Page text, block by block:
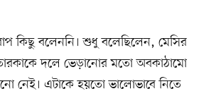
কিছু বলেননি। শুধু বলেছিলেন, মেসির
দলে ভেড়ানোর মতো অবকাঠামো
নেই। এটাকে হয়তো ভালোভাবে নিতে